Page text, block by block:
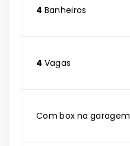
4 Banheiros
4 Vagas
Com box na garagem